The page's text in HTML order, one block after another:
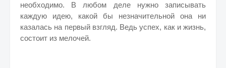
необходимо. В любом деле нужно записывать
каждую идею, какой бы незначительной она ни
казалась на первый взгляд. Ведь успех, как и жизнь,
состоит из мелочей.